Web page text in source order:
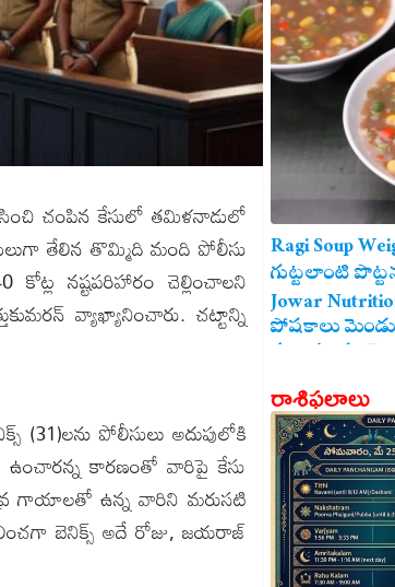
చంపిన కేసులో తమిళనాడులో
తేలిన తొమ్మిది మంది పోలీసు
కోట్ల నష్టపరిహారం చెల్లించాలని
వ్యాఖ్యానించారు. చట్టాన్ని
(31)లను పోలీసులు అదుపులోకి
కారణంతో వారిపై కేసు
గాయాలతో ఉన్న వారిని మరుసటి
బెనిక్స్‌ అదే రోజు, జయరాజ్‌
Ragi Soup
గుట్టలాంటి
తాగితే బరువు
Jowar
పోషకాలు
మరియు గుండె
రాశిఫలాలు